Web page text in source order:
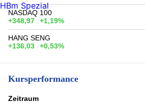
NASDAQ 100
+348,97
+1,19%
HANG SENG
+136,03
+0,53%
Kursperformance
Zeitraum
HBm Spezial